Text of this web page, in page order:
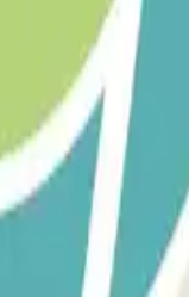
antes de llegar al
el punto de encuentro.